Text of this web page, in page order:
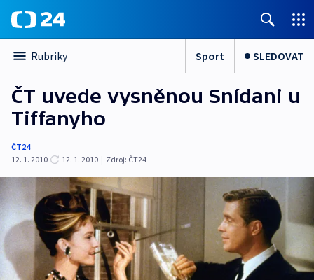
Rubriky Sport SLEDOVAT
ČT uvede vysněnou Snídani u
Tiffanyho
ČT24
12. 1. 2010
12. 1. 2010 | Zdroj: ČT24